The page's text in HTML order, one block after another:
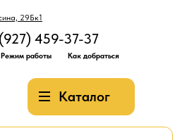
29Бк1
Каталог
459-37-37
Режим работы Как добраться